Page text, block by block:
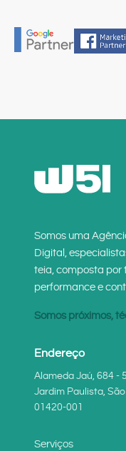
Somos uma
Digital,
teia, composta por
performance e
Somos próximos,
Endereço
Alameda Jaú, 684 -
Jardim Paulista,
01420-001
Serviços